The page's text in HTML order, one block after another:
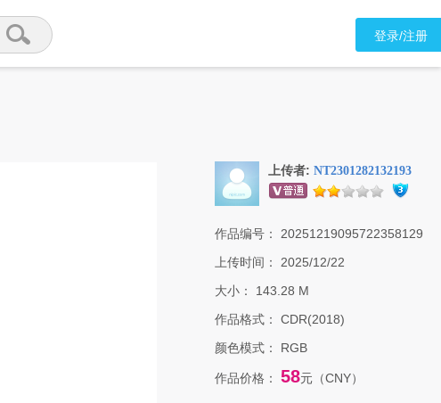
登录/注册
上传者: NT2301282132193
作品编号：
20251219095722358129
上传时间：
2025/12/22
大小：
143.28 M
作品格式：
CDR(2018)
颜色模式：
RGB
作品价格： 58元（CNY）